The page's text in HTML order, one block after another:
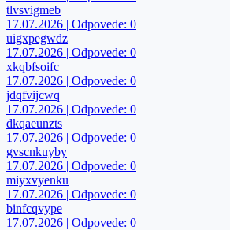
tlvsvigmeb
17.07.2026 | Odpovede: 0
uigxpegwdz
17.07.2026 | Odpovede: 0
xkqbfsoifc
17.07.2026 | Odpovede: 0
jdqfvijcwq
17.07.2026 | Odpovede: 0
dkqaeunzts
17.07.2026 | Odpovede: 0
gvscnkuyby
17.07.2026 | Odpovede: 0
miyxvyenku
17.07.2026 | Odpovede: 0
binfcqvype
17.07.2026 | Odpovede: 0